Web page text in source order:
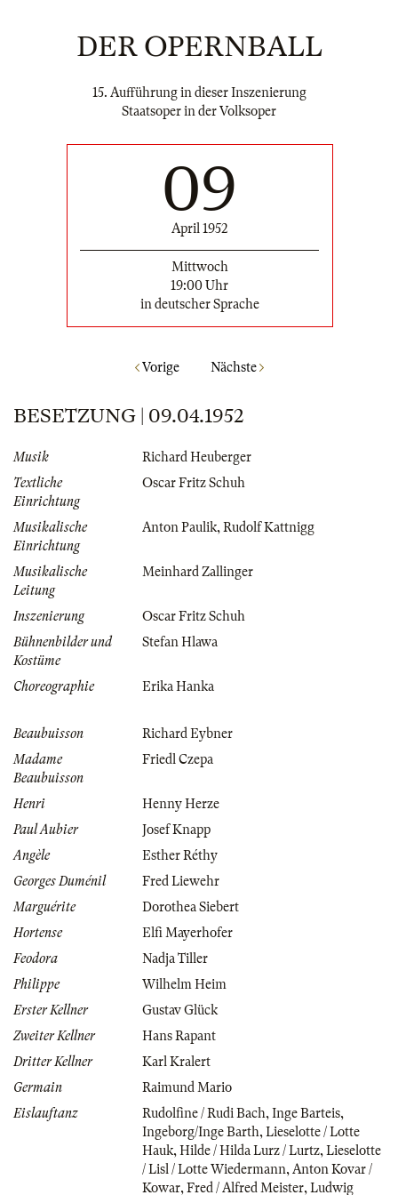
DER OPERNBALL
15. Aufführung in dieser Inszenierung
Staatsoper in der Volksoper
09
April 1952
Mittwoch
19:00 Uhr
in deutscher Sprache
Vorige Nächste
BESETZUNG | 09.04.1952
Musik
Richard Heuberger
Textliche
Einrichtung
Oscar Fritz Schuh
Musikalische
Einrichtung
Anton Paulik,Rudolf Kattnigg
Musikalische
Leitung
Meinhard Zallinger
Inszenierung
Oscar Fritz Schuh
Bühnenbilder und
Kostüme
Stefan Hlawa
Choreographie Erika Hanka
Beaubuisson
Richard Eybner
Madame
Beaubuisson
Friedl Czepa
Henri
Henny Herze
Paul Aubier
Josef Knapp
Angèle
Esther Réthy
Georges Duménil
Fred Liewehr
Marguérite
Dorothea Siebert
Hortense
Elfi Mayerhofer
Feodora
Nadja Tiller
Philippe
Wilhelm Heim
Erster Kellner
Gustav Glück
Zweiter Kellner
Hans Rapant
Dritter Kellner
Karl Kralert
Germain
Raimund Mario
Eislauftanz
Rudolfine / Rudi Bach,Inge Barteis,
Ingeborg/Inge Barth,Lieselotte / Lotte
Hauk,Hilde / Hilda Lurz / Lurtz,Lieselotte
/ Lisl / Lotte Wiedermann,Anton Kovar /
Kowar,Fred / Alfred Meister,Ludwig